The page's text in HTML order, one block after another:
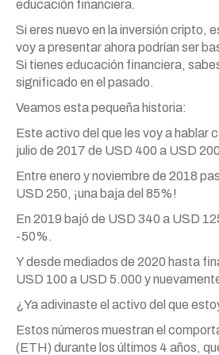
educación financiera.
Si eres nuevo en la inversión cripto,
voy a presentar ahora podrían ser
Si tienes educación financiera,
significado en el pasado.
Veamos esta pequeña historia:
Este activo del que les voy a hablar
julio de 2017 de USD 400 a USD
Entre enero y noviembre de 2018
USD 250, ¡una baja del 85%!
En 2019 bajó de USD 340 a USD
-50%.
Y desde mediados de 2020 hasta
USD 100 a USD 5.000 y
¿Ya adivinaste el activo del que
Estos números muestran el
(ETH) durante los últimos 4 años,